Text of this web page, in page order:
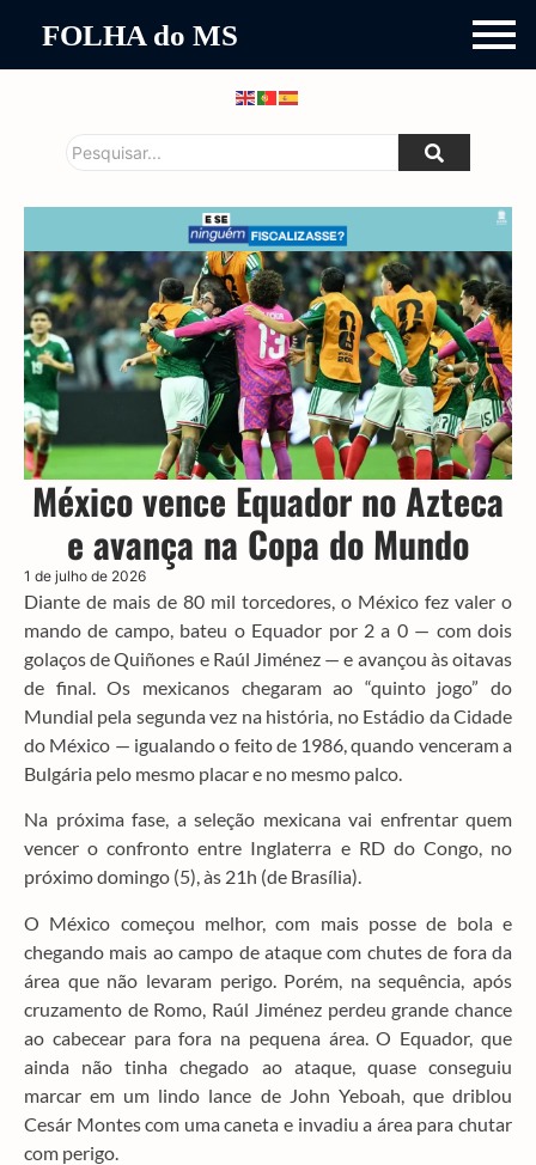
FOLHA do MS
México vence Equador no Azteca
e avança na Copa do Mundo
1 de julho de 2026
Diante de mais de 80 mil torcedores, o México fez valer o
mando de campo, bateu o Equador por 2 a 0 — com dois
golaços de Quiñones e Raúl Jiménez — e avançou às oitavas
de final. Os mexicanos chegaram ao “quinto jogo” do
Mundial pela segunda vez na história, no Estádio da Cidade
do México — igualando o feito de 1986, quando venceram a
Bulgária pelo mesmo placar e no mesmo palco.
Na próxima fase, a seleção mexicana vai enfrentar quem
vencer o confronto entre Inglaterra e RD do Congo, no
próximo domingo (5), às 21h (de Brasília).
O México começou melhor, com mais posse de bola e
chegando mais ao campo de ataque com chutes de fora da
área que não levaram perigo. Porém, na sequência, após
cruzamento de Romo, Raúl Jiménez perdeu grande chance
ao cabecear para fora na pequena área. O Equador, que
ainda não tinha chegado ao ataque, quase conseguiu
marcar em um lindo lance de John Yeboah, que driblou
Cesár Montes com uma caneta e invadiu a área para chutar
com perigo.